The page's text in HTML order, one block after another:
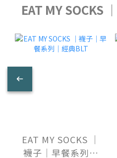
EAT MY SOCKS
EAT MY SOCKS ｜
襪子｜早餐系列｜